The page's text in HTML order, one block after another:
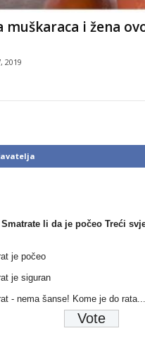
i žena
2019
Smatrate li da je počeo Treći
je počeo
je siguran
- nema šanse! Kome je do rata...